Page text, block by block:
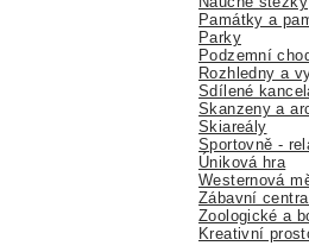
Památky a
Parky
Podzemní
Rozhledny a
Sdílené
Skanzeny a
Skiareály
Sportovně -
Úniková hra
Westernová
Zábavní
Zoologické a
Kreativní